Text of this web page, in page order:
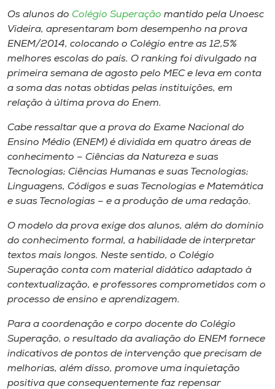
Store
Selecione
o idioma
A+
A-
Os alunos do Colégio Superação mantido pela Unoesc
Videira, apresentaram bom desempenho na prova
ENEM/2014, colocando o Colégio entre as 12,5%
melhores escolas do país. O ranking foi divulgado na
primeira semana de agosto pelo MEC e leva em conta
a soma das notas obtidas pelas instituições, em
relação à última prova do Enem.
Cabe ressaltar que a prova do Exame Nacional do
Ensino Médio (ENEM) é dividida em quatro áreas de
conhecimento – Ciências da Natureza e suas
Tecnologias; Ciências Humanas e suas Tecnologias;
Linguagens, Códigos e suas Tecnologias e Matemática
e suas Tecnologias – e a produção de uma redação.
O modelo da prova exige dos alunos, além do domínio
do conhecimento formal, a habilidade de interpretar
textos mais longos. Neste sentido, o Colégio
Superação conta com material didático adaptado à
contextualização, e professores comprometidos com o
processo de ensino e aprendizagem.
Para a coordenação e corpo docente do Colégio
Superação, o resultado da avaliação do ENEM fornece
indicativos de pontos de intervenção que precisam de
melhorias, além disso, promove uma inquietação
positiva que consequentemente faz repensar